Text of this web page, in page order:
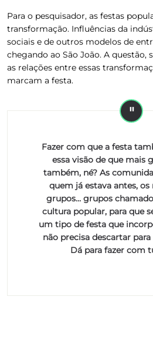
Para o pesquisador, as festas
transformação. Influências da
sociais e de outros modelos de
chegando ao São João. A questão,
as relações entre essas
marcam a festa.
Fazer com que a festa
essa visão de que mais
também, né? As
quem já estava antes, os
grupos… grupos
cultura popular, para que
um tipo de festa que
não precisa descartar
Dá para fazer com